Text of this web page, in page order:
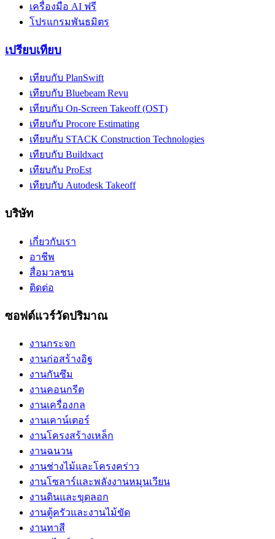
เครื่องมือ AI ฟรี
โปรแกรมพันธมิตร
เปรียบเทียบ
เทียบกับ PlanSwift
เทียบกับ Bluebeam Revu
เทียบกับ On-Screen Takeoff (OST)
เทียบกับ Procore Estimating
เทียบกับ STACK Construction Technologies
เทียบกับ Buildxact
เทียบกับ ProEst
เทียบกับ Autodesk Takeoff
บริษัท
เกี่ยวกับเรา
อาชีพ
สื่อมวลชน
ติดต่อ
ซอฟต์แวร์วัดปริมาณ
งานกระจก
งานก่อสร้างอิฐ
งานกันซึม
งานคอนกรีต
งานเครื่องกล
งานเคาน์เตอร์
งานโครงสร้างเหล็ก
งานฉนวน
งานช่างไม้และโครงคร่าว
งานโซลาร์และพลังงานหมุนเวียน
งานดินและขุดลอก
งานตู้ครัวและงานไม้ขัด
งานทาสี